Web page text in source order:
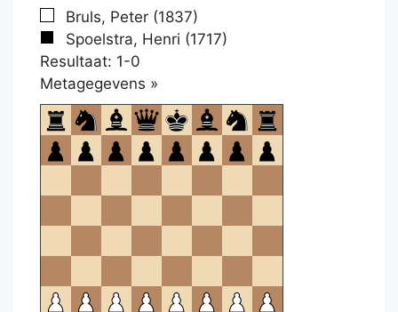
Bruls, Peter (1837)
Spoelstra, Henri (1717)
Resultaat: 1-0
Metagegevens »
om
te
openen.